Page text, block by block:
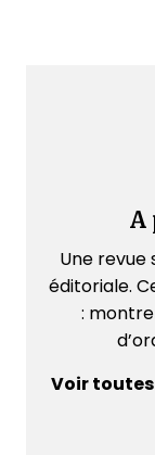
A
Une
éditoriale.
:
Voir